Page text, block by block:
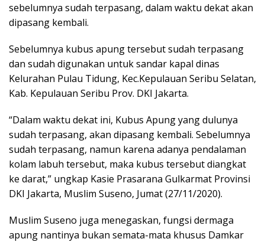
sebelumnya sudah terpasang, dalam waktu dekat akan
dipasang kembali.
Sebelumnya kubus apung tersebut sudah terpasang
dan sudah digunakan untuk sandar kapal dinas
Kelurahan Pulau Tidung, Kec.Kepulauan Seribu Selatan,
Kab. Kepulauan Seribu Prov. DKI Jakarta.
“Dalam waktu dekat ini, Kubus Apung yang dulunya
sudah terpasang, akan dipasang kembali. Sebelumnya
sudah terpasang, namun karena adanya pendalaman
kolam labuh tersebut, maka kubus tersebut diangkat
ke darat,” ungkap Kasie Prasarana Gulkarmat Provinsi
DKI Jakarta, Muslim Suseno, Jumat (27/11/2020).
Muslim Suseno juga menegaskan, fungsi dermaga
apung nantinya bukan semata-mata khusus Damkar